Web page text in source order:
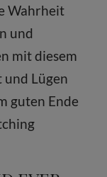
Wahrheit
und
mit diesem
und Lügen
guten Ende